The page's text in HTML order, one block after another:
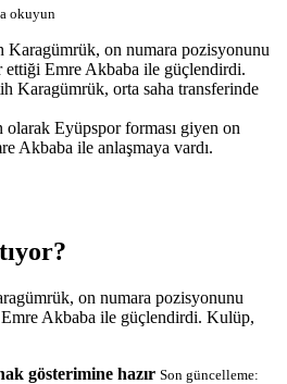
okuyun
on numara pozisyonunu
ettiği Emre Akbaba ile güçlendirdi.
Karagümrük, orta saha transferinde
olarak Eyüpspor forması giyen on
Akbaba ile anlaşmaya vardı.
on numara pozisyonunu
Akbaba ile güçlendirdi. Kulüp,
gösterimine hazır Son güncelleme: